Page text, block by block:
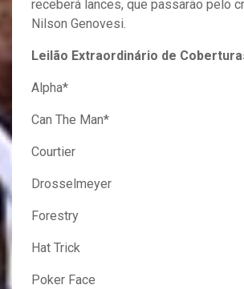
receberá lances, que passarão pelo
Nilson Genovesi.
Leilão Extraordinário de
Alpha*
Can The Man*
Courtier
Drosselmeyer
Forestry
Hat Trick
Poker Face